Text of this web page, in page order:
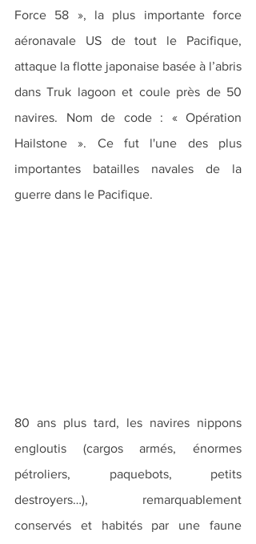
Force 58 », la plus importante force
aéronavale US de tout le Pacifique,
attaque la flotte japonaise basée à l’abris
dans Truk lagoon et coule près de 50
navires. Nom de code : « Opération
Hailstone ». Ce fut l'une des plus
importantes batailles navales de la
guerre dans le Pacifique.
80 ans plus tard, les navires nippons
engloutis (cargos armés, énormes
pétroliers, paquebots, petits
destroyers…), remarquablement
conservés et habités par une faune